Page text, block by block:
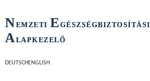
NEMZETI E GÉSZSÉGBIZTOSÍTÁSI
ALAPKEZELŐ
DEUTSCH ENGLISH